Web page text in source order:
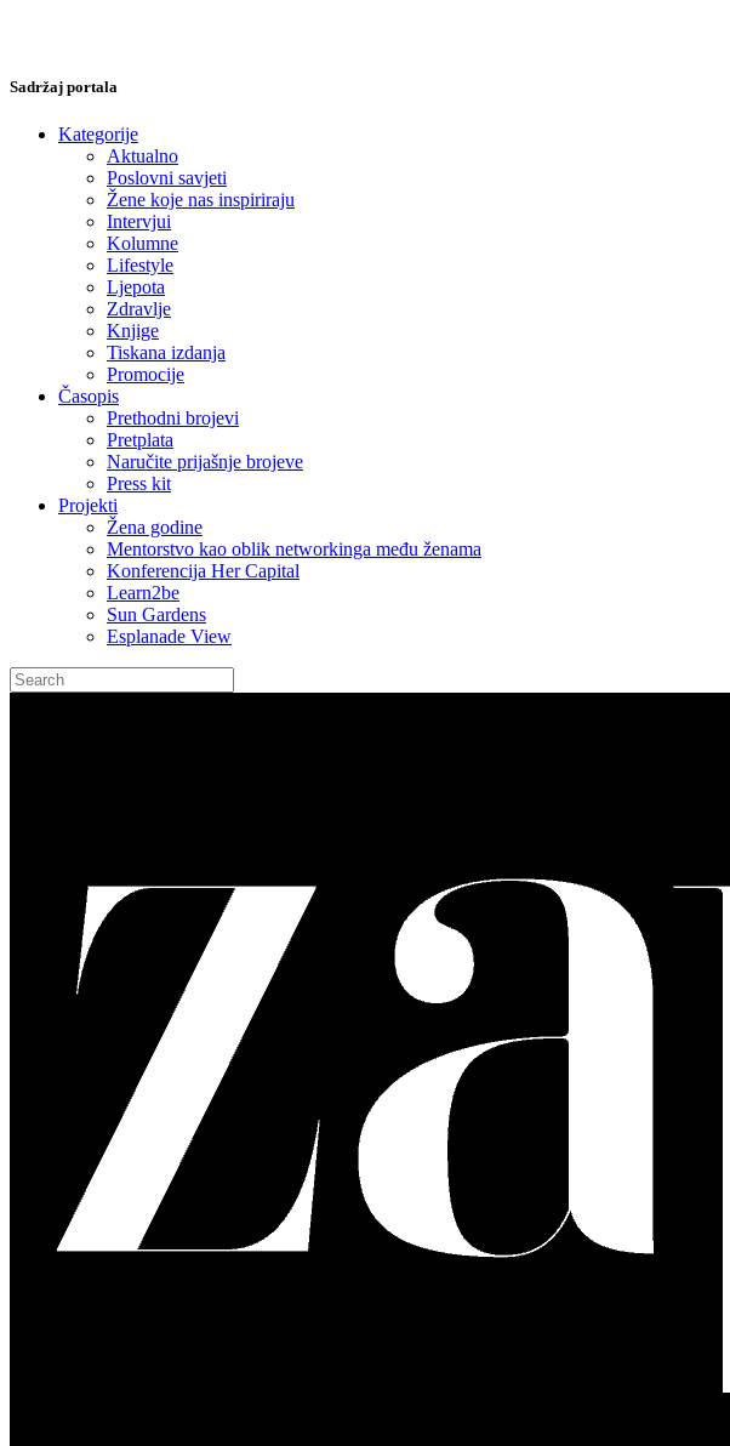
Sadržaj portala
Kategorije
Aktualno
Poslovni savjeti
Žene koje nas inspiriraju
Intervjui
Kolumne
Lifestyle
Ljepota
Zdravlje
Knjige
Tiskana izdanja
Promocije
Časopis
Prethodni brojevi
Pretplata
Naručite prijašnje brojeve
Press kit
Projekti
Žena godine
Mentorstvo kao oblik networkinga među ženama
Konferencija Her Capital
Learn2be
Sun Gardens
Esplanade View